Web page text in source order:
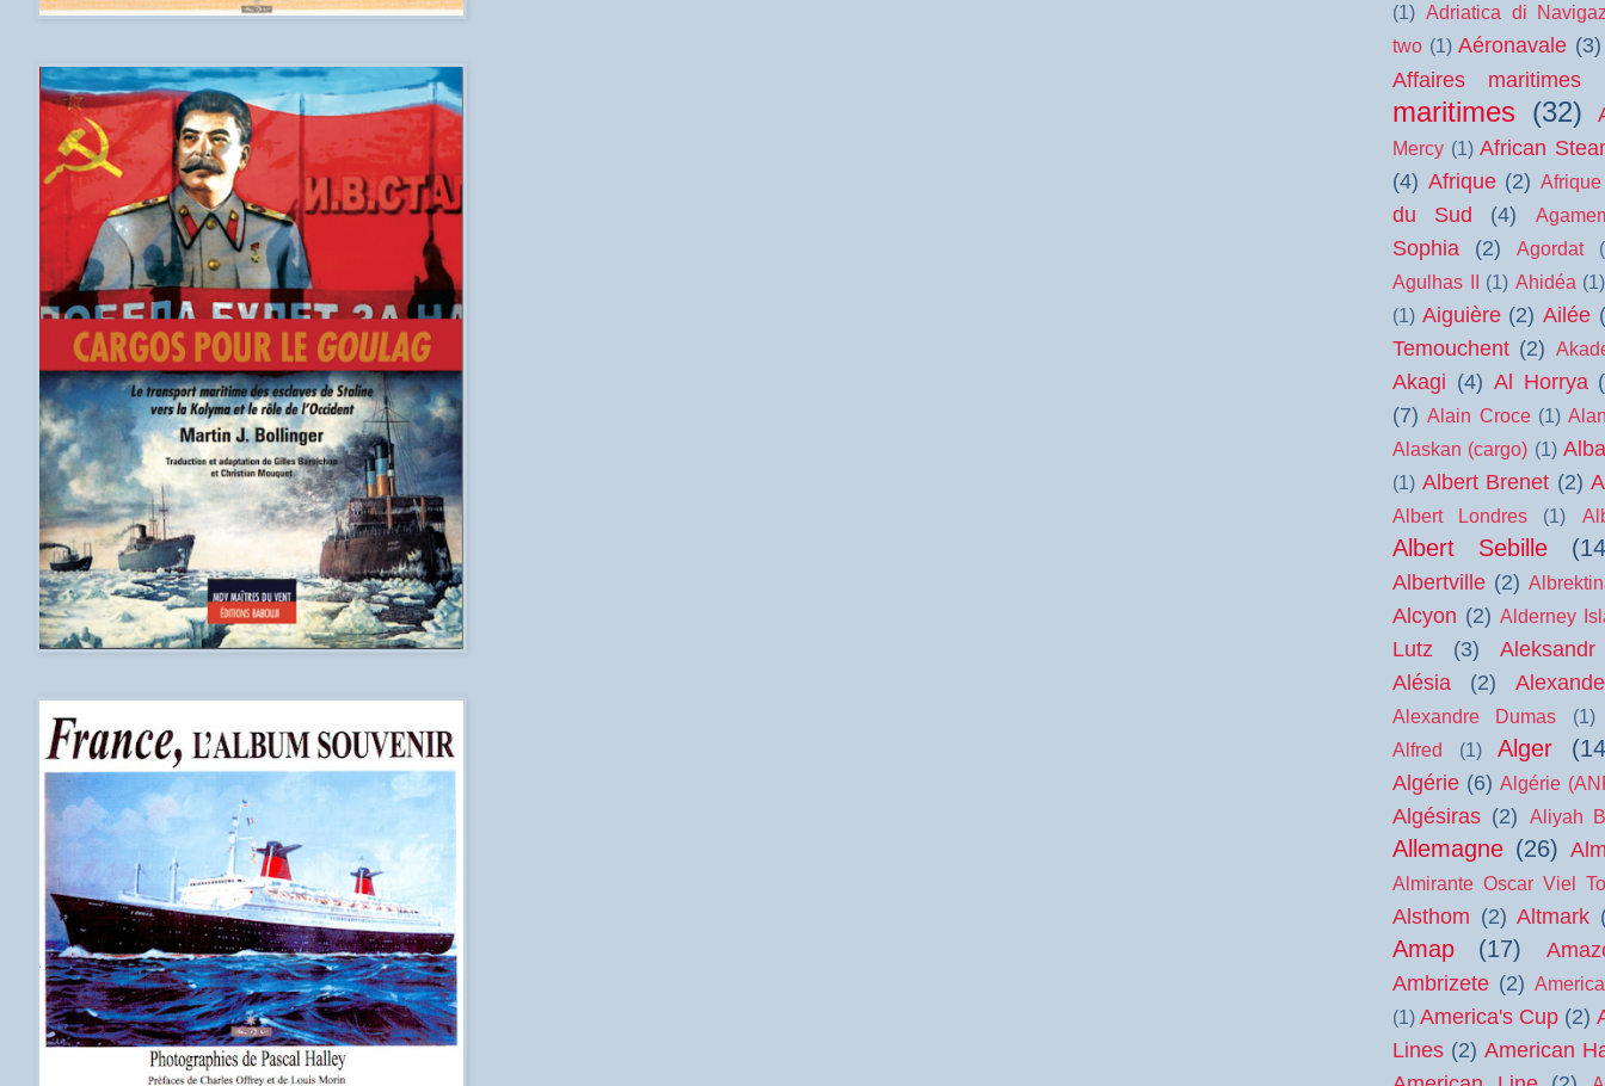
(1) Adriatica di
two (1) Aéronavale (3)
Affaires maritimes
maritimes (32)
Mercy (1) African
(4) Afrique (2)
du Sud (4)
Sophia (2) Agordat
Agulhas II
(1) Ahidéa (1)
(1) Aiguière (2) Ailée
Temouchent (2)
Akagi (4) Al Horrya
(7) Alain Croce (1)
Alaskan (cargo) (1)
(1) Albert Brenet (2)
Albert Londres (1)
Albert Sebille
Albertville (2)
Alcyon (2) Alderney
Lutz (3)
Alésia
(2)
Alexandre Dumas
(1)
Alfred
(1) Alger
Algérie (6) Algérie
Algésiras (2) Aliyah
Allemagne (26)
Almirante Oscar Viel
Alsthom (2) Altmark
Amap (17)
Ambrizete (2) America
(1) America's Cup (2)
Lines (2) American